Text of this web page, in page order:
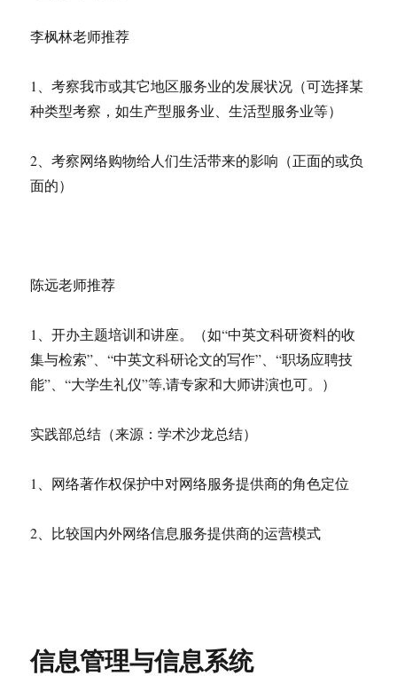
李枫林老师推荐
1、考察我市或其它地区服务业的发展状况（可选择某
种类型考察，如生产型服务业、生活型服务业等）
2、考察网络购物给人们生活带来的影响（正面的或负
面的）
陈远老师推荐
1、开办主题培训和讲座。（如“中英文科研资料的收
集与检索”、“中英文科研论文的写作”、“职场应聘技
能”、“大学生礼仪”等,请专家和大师讲演也可。）
实践部总结（来源：学术沙龙总结）
1、网络著作权保护中对网络服务提供商的角色定位
2、比较国内外网络信息服务提供商的运营模式
信息管理与信息系统